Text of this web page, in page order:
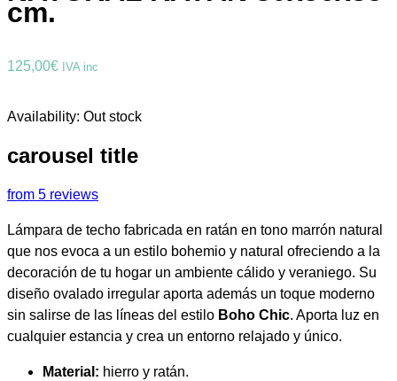
cm.
125,00€ IVA inc
Availability: Out stock
carousel title
from 5 reviews
Lámpara de techo fabricada en ratán en tono marrón natural
que nos evoca a un estilo bohemio y natural ofreciendo a la
decoración de tu hogar un ambiente cálido y veraniego. Su
diseño ovalado irregular aporta además un toque moderno
sin salirse de las líneas del estilo Boho Chic. Aporta luz en
cualquier estancia y crea un entorno relajado y único.
Material: hierro y ratán.